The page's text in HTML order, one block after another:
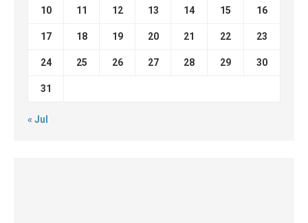
10 11 12 13 14 15 16
17 18 19 20 21 22 23
24 25 26 27 28 29 30
31
« Jul